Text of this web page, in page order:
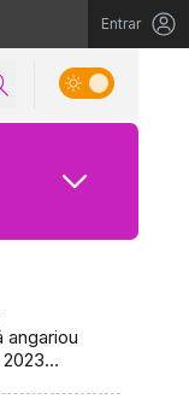
Entrar
angariou